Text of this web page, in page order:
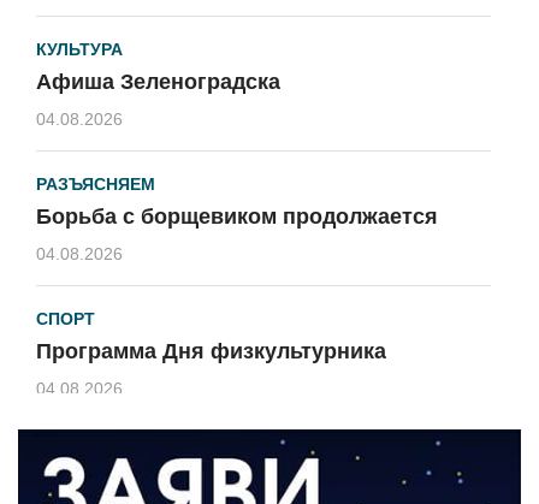
КУЛЬТУРА
Афиша Зеленоградска
04.08.2026
РАЗЪЯСНЯЕМ
Борьба с борщевиком продолжается
04.08.2026
СПОРТ
Программа Дня физкультурника
04.08.2026
ЗЕМЛЯКИ
«Мы радовались, так как видели